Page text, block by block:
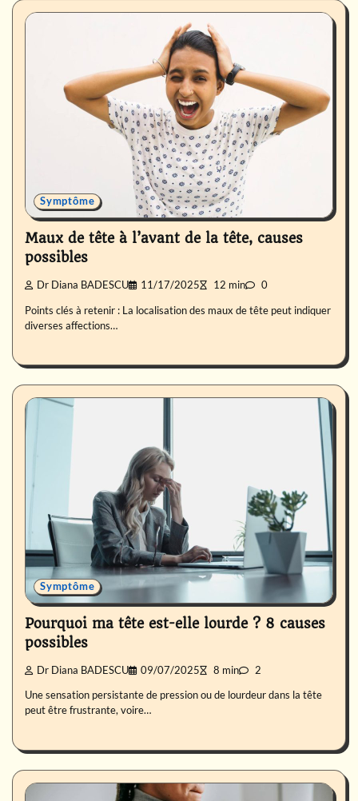
Symptôme
Maux de tête à l’avant de la tête, causes
possibles
Dr Diana BADESCU 11/17/2025 12 min 0
Points clés à retenir : La localisation des maux de tête peut indiquer
diverses affections…
Symptôme
Pourquoi ma tête est-elle lourde ? 8 causes
possibles
Dr Diana BADESCU 09/07/2025 8 min 2
Une sensation persistante de pression ou de lourdeur dans la tête
peut être frustrante, voire…